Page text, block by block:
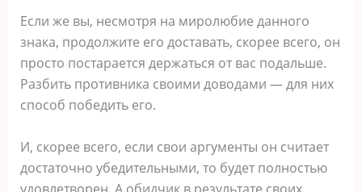
Если же вы, несмотря на миролюбие данного
знака, продолжите его доставать, скорее всего, он
просто постарается держаться от вас подальше.
Разбить противника своими доводами ― для них
способ победить его.
И, скорее всего, если свои аргументы он считает
достаточно убедительными, то будет полностью